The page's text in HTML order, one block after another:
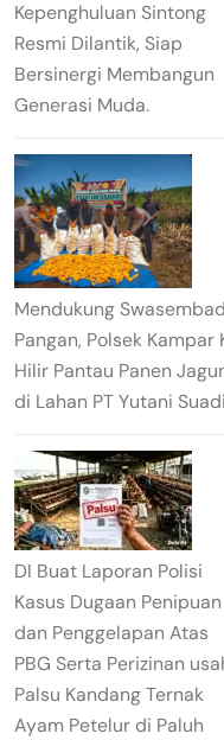
Kepenghuluan Sintong
Resmi Dilantik, Siap
Bersinergi Membangun
Generasi Muda.
Mendukung
Pangan, Polsek Kampar
Hilir Pantau Panen
di Lahan PT Yutani
DI Buat Laporan Polisi
Kasus Dugaan Penipuan
dan Penggelapan Atas
PBG Serta Perizinan
Palsu Kandang Ternak
Ayam Petelur di Paluh